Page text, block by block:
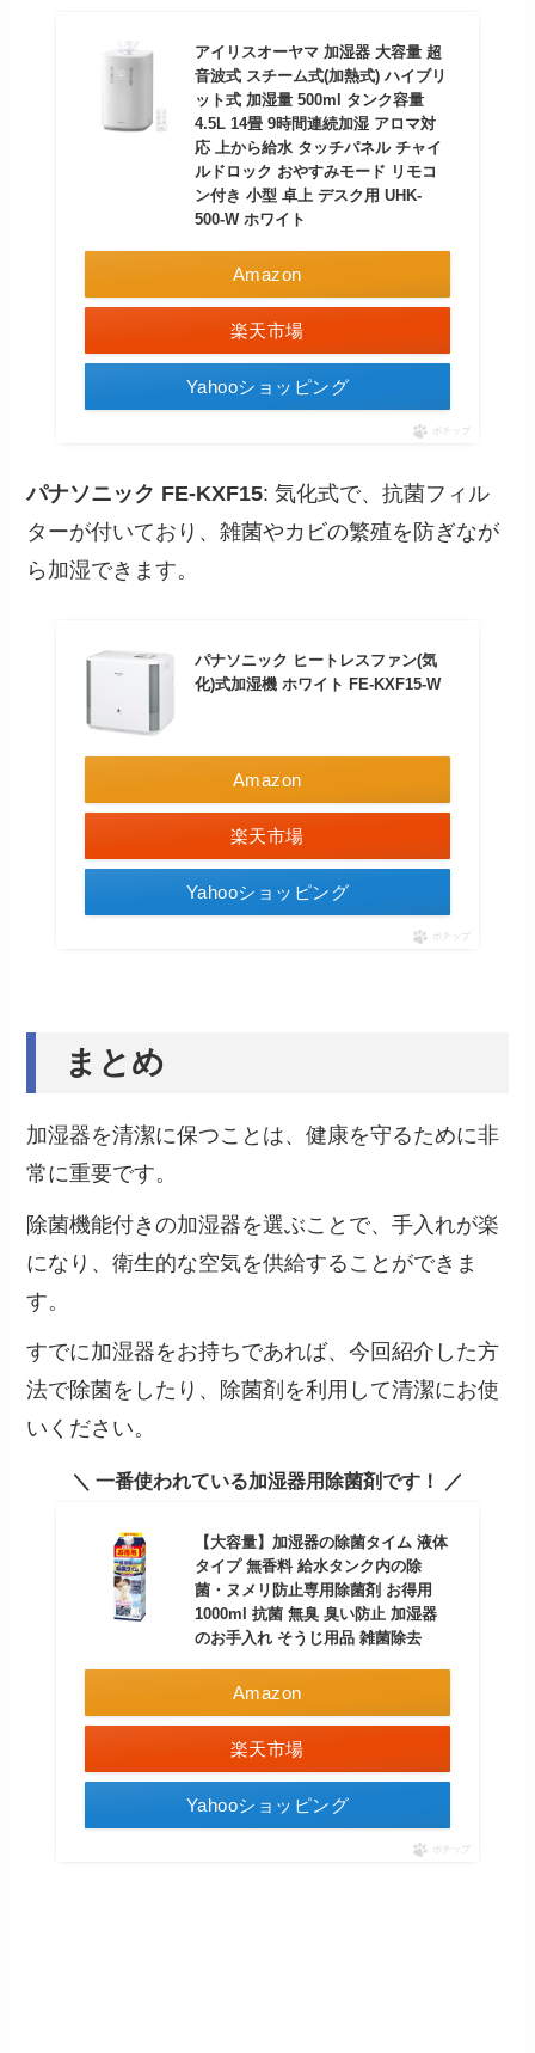
アイリスオーヤマ 加湿器 大容量 超
音波式 スチーム式(加熱式) ハイブリ
ット式 加湿量 500ml タンク容量
4.5L 14畳 9時間連続加湿 アロマ対
応 上から給水 タッチパネル チャイ
ルドロック おやすみモード リモコ
ン付き 小型 卓上 デスク用 UHK-
500-W ホワイト
Amazon
楽天市場
Yahooショッピング
ポチップ
パナソニック FE-KXF15: 気化式で、抗菌フィル
ターが付いており、雑菌やカビの繁殖を防ぎなが
ら加湿できます。
パナソニック ヒートレスファン(気
化)式加湿機 ホワイト FE-KXF15-W
Amazon
楽天市場
Yahooショッピング
ポチップ
まとめ
加湿器を清潔に保つことは、健康を守るために非
常に重要です。
除菌機能付きの加湿器を選ぶことで、手入れが楽
になり、衛生的な空気を供給することができま
す。
すでに加湿器をお持ちであれば、今回紹介した方
法で除菌をしたり、除菌剤を利用して清潔にお使
いください。
＼ 一番使われている加湿器用除菌剤です！ ／
【大容量】加湿器の除菌タイム 液体
タイプ 無香料 給水タンク内の除
菌・ヌメリ防止専用除菌剤 お得用
1000ml 抗菌 無臭 臭い防止 加湿器
のお手入れ そうじ用品 雑菌除去
Amazon
楽天市場
Yahooショッピング
ポチップ